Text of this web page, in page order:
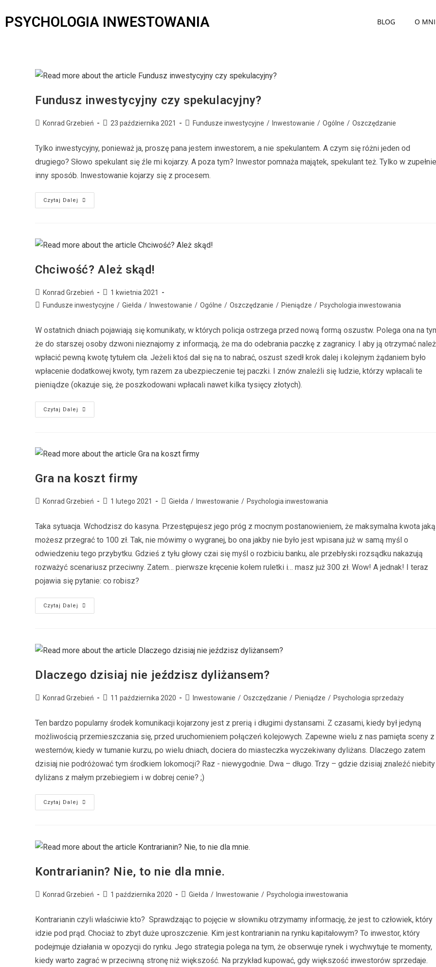
PSYCHOLOGIA INWESTOWANIA BLOG O
Fundusz inwestycyjny czy spekulacyjny?
Konrad Grzebień 23 października 2021 Fundusze inwestycyjne / Inwestowanie / Ogólne / Oszczędzanie
Tylko inwestycyjny, ponieważ ja, proszę pana jestem inwestorem, a nie spekulantem. A czym się różni jeden od
drugiego? Słowo spekulant się źle mi kojarzy. A poza tym? Inwestor pomnaża majątek, spekulant też. Tylko w zupełnie
inny sposób. Inwestowanie kojarzy się z procesem.
Czytaj Dalej
Chciwość? Ależ skąd!
Konrad Grzebień
1 kwietnia 2021
Fundusze inwestycyjne / Giełda / Inwestowanie / Ogólne / Oszczędzanie / Pieniądze / Psychologia inwestowania
W ostatnich dniach pojawiają się komunikaty, w których policja ostrzega przed nową formą oszustw. Polega ona na
że do starszej osoby dzwoni nieznajomy z informacją, że ma do odebrania paczkę z zagranicy. I aby ją otrzymać
wpłacić pewną kwotę tytułem cła. Jeżeli ktoś dał się na to nabrać, oszust szedł krok dalej i kolejnym żądaniem było
wpłacenie dodatkowej kwoty, tym razem za ubezpieczenie tej paczki. I znów znaleźli się ludzie, którzy wpłacali te
pieniądze (okazuje się, że poszkodowani wpłacali nawet kilka tysięcy złotych).
Czytaj Dalej
Gra na koszt firmy
Konrad Grzebień 1 lutego 2021 Giełda / Inwestowanie / Psychologia inwestowania
Taka sytuacja. Wchodzisz do kasyna. Przestępujesz jego próg z mocnym postanowieniem, że maksymalna kwota jaką
możesz przegrać to 100 zł. Tak, nie mówimy o wygranej, bo ona jakby nie było jest wpisana już w samą myśl o
odwiedzeniu tego przybytku. Gdzieś z tyłu głowy czai się myśl o rozbiciu banku, ale przebłyski rozsądku nakazują
rozważyć scenariusz przeciwny. Zatem… pierwsze kręcenie kołem ruletki i… masz już 300 zł. Wow! A jednak! I teraz
pojawia się pytanie: co robisz?
Czytaj Dalej
Dlaczego dzisiaj nie jeździsz dyliżansem?
Konrad Grzebień 11 października 2020 Inwestowanie / Oszczędzanie / Pieniądze / Psychologia sprzedaży
Ten bardzo popularny środek komunikacji kojarzony jest z prerią i długimi dystansami. Z czasami, kiedy był jedyną
możliwością przemieszczania się, przed uruchomieniem połączeń kolejowych. Zapewne wielu z nas pamięta sceny z
westernów, kiedy w tumanie kurzu, po wielu dniach, dociera do miasteczka wyczekiwany dyliżans. Dlaczego zatem
dzisiaj nie podróżować tym środkiem lokomocji? Raz - niewygodnie. Dwa – długo. Trzy – gdzie dzisiaj znaleźć niebity
dyliżans z małym przebiegiem i w dobrej cenie? ;)
Czytaj Dalej
Kontrarianin? Nie, to nie dla mnie.
Konrad Grzebień 1 października 2020 Giełda / Inwestowanie / Psychologia inwestowania
Kontrarianin czyli właściwie kto? Sprawdzając to pojęcie w słowniku otrzymamy informację, że jest to człowiek, który
idzie pod prąd. Chociaż to zbyt duże uproszczenie. Kim jest kontrarianin na rynku kapitałowym? To inwestor, który
podejmuje działania w opozycji do rynku. Jego strategia polega na tym, że obserwuje rynek i wychwytuje te momenty,
kiedy warto zagrać w przeciwną stronę niż większość. Na przykład kupować, gdy większość inwestorów sprzedaje.